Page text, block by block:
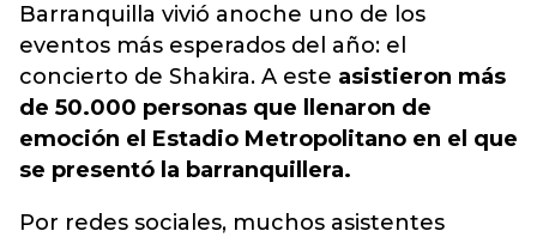
Barranquilla vivió anoche uno de los
eventos más esperados del año: el
concierto de Shakira. A este asistieron más
de 50.000 personas que llenaron de
emoción el Estadio Metropolitano en el que
se presentó la barranquillera.
Por redes sociales, muchos asistentes